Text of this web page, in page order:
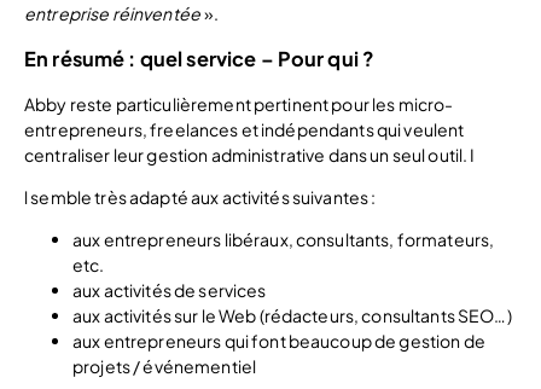
entreprise réinventée».
En résumé : quel service – Pour qui ?
Abby reste particulièrement pertinent pour les micro-
entrepreneurs, freelances et indépendants qui veulent
centraliser leur gestion administrative dans un seul outil. I
l semble très adapté aux activités suivantes :
aux entrepreneurs libéraux, consultants, formateurs,
etc.
aux activités de services
aux activités sur le Web (rédacteurs, consultants SEO…)
aux entrepreneurs qui font beaucoup de gestion de
projets / événementiel